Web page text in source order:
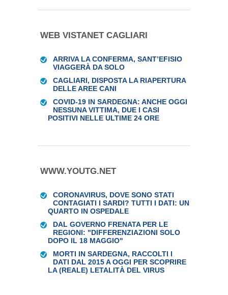
WEB VISTANET CAGLIARI
ARRIVA LA CONFERMA, SANT’EFISIO
VIAGGERÀ DA SOLO
CAGLIARI, DISPOSTA LA RIAPERTURA
DELLE AREE CANI
COVID-19 IN SARDEGNA: ANCHE OGGI
NESSUNA VITTIMA, DUE I CASI
POSITIVI NELLE ULTIME 24 ORE
WWW.YOUTG.NET
CORONAVIRUS, DOVE SONO STATI
CONTAGIATI I SARDI? TUTTI I DATI: UN
QUARTO IN OSPEDALE
DAL GOVERNO FRENATA PER LE
REGIONI: "DIFFERENZIAZIONI SOLO
DOPO IL 18 MAGGIO"
MORTI IN SARDEGNA, RACCOLTI I
DATI DAL 2015 A OGGI PER SCOPRIRE
LA (REALE) LETALITÀ DEL VIRUS